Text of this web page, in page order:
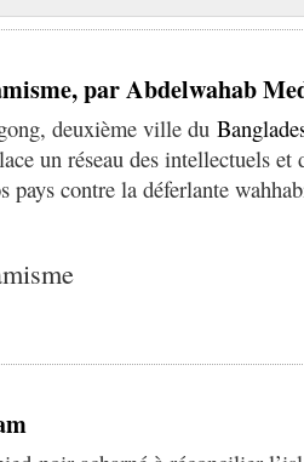
par Abdelwahab
deuxième ville du
un réseau des intellectuels et
pays contre la déferlante